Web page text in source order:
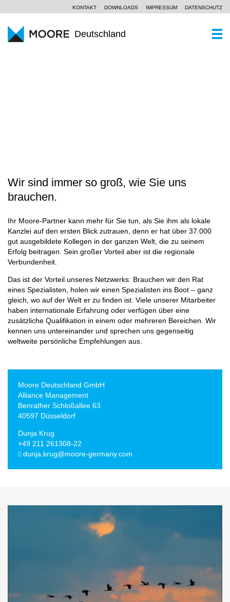
KONTAKT DOWNLOADS IMPRESSUM DATENSCHUTZ
Deutschland
Spezialkenntnisse
KARRIERE
Wir sind immer so groß, wie Sie uns
brauchen.
Ihr Moore-Partner kann mehr für Sie tun, als Sie ihm als lokale
Kanzlei auf den ersten Blick zutrauen, denn er hat über 37.000
gut ausgebildete Kollegen in der ganzen Welt, die zu seinem
Erfolg beitragen. Sein großer Vorteil aber ist die regionale
Verbundenheit.
Das ist der Vorteil unseres Netzwerks: Brauchen wir den Rat
eines Spezialisten, holen wir einen Spezialisten ins Boot – ganz
gleich, wo auf der Welt er zu finden ist. Viele unserer Mitarbeiter
haben internationale Erfahrung oder verfügen über eine
zusätzliche Qualifikation in einem oder mehreren Bereichen. Wir
kennen uns untereinander und sprechen uns gegenseitig
weltweite persönliche Empfehlungen aus.
Moore Deutschland GmbH
Alliance Management
Benrather Schloßallee 63
40597 Düsseldorf
Dunja Krug
+49 211 261308-22
dunja.krug@moore-germany.com